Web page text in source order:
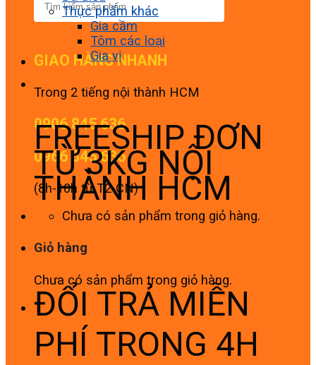
GIAO HÀNG NHANH
Trong 2 tiếng nội thành HCM
0906 845 636
0966 845 636
(8h-18h từ T2-CN)
Chưa có sản phẩm trong giỏ hàng.
Giỏ hàng
Chưa có sản phẩm trong giỏ hàng.
Thực phẩm khác
Gia cầm
Tôm các loại
Gia vị
FREESHIP ĐƠN
TỪ 3KG NỘI
THÀNH HCM
ĐỔI TRẢ MIỄN
PHÍ TRONG 4H